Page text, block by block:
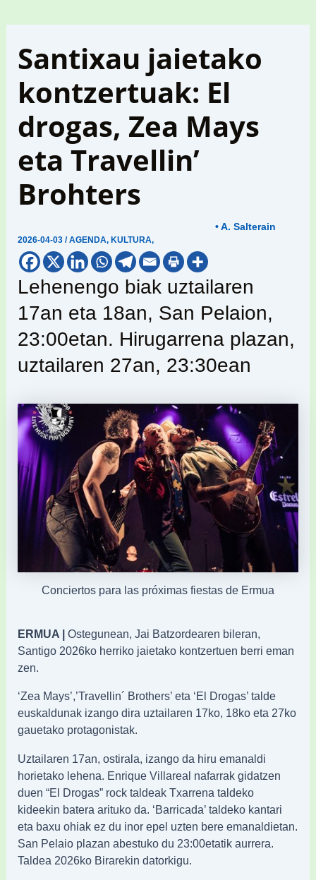
Santixau jaietako
kontzertuak: El
drogas, Zea Mays
eta Travellin’
Brohters
2026-04-03/AGENDA, KULTURA,
• A. Salterain
Lehenengo biak uztailaren
17an eta 18an, San Pelaion,
23:00etan. Hirugarrena plazan,
uztailaren 27an, 23:30ean
Conciertos para las próximas fiestas de Ermua
ERMUA |Ostegunean, Jai Batzordearen bileran,
Santigo 2026ko herriko jaietako kontzertuen berri eman
zen.
‘Zea Mays’,’Travellin´ Brothers’ eta ‘El Drogas’ talde
euskaldunak izango dira uztailaren 17ko, 18ko eta 27ko
gauetako protagonistak.
Uztailaren 17an, ostirala, izango da hiru emanaldi
horietako lehena. Enrique Villareal nafarrak gidatzen
duen “El Drogas” rock taldeak Txarrena taldeko
kideekin batera arituko da. ‘Barricada’ taldeko kantari
eta baxu ohiak ez du inor epel uzten bere emanaldietan.
San Pelaio plazan abestuko du 23:00etatik aurrera.
Taldea 2026ko Birarekin datorkigu.